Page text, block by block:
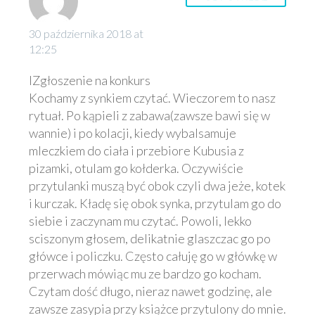
przedmiotami
czasy,…
Poznaniu to jeden z
projektów, dzięki
Otwierają wyobraźnię,
wzmacniają więzi
rodzinne i są świetnym
pomysłem na wspólnie
spędzony…
wyjątkowa! “Dziób w
dzieci Maliny
rozpisana na role
sztuka teatralna,
której tekst
uzupełniony został
didaskaliami
dotyczącymi sposobu
inscenizacji. Aby
ułatwić odbiór
młodemu…
Nowa seria dla
początkujących
Nowa seria dla
początkujących
czytelników Dagfrid
Córka Wikinga od
wydawnictwa Tatarak!
🙂 Nie ma nic
nudniejszego od życia
córki Wikinga. Kiedy
nią jesteś… rodzisz się,
rosną ci jasne włosy,
które…
Pippi nie chce być duża
i inne komiksy
Właśnie ukazała się
książka “Pippi nie chce
być duża i inne
komiksy”, czyli trzeci,
ostatni, tom
komiksowych przygód
najsilniejszej
dziewczynki na
świecie. To nie lada
gratka wszystkich
fanów Pippi, która…
0
15 cze 2020
Nowy odcinek w serii
Myszonek i
zwariowane
Halloween
Nowy odcinek w serii
Myszonek i
zwariowane
Halloween Cukierek
albo psikus! Dzieci
uwielbiają
0
10 paź 2025
Za niebieskimi
drzwiami – Marcin
Szczygielski
Marcin Szczygielski
zabiera do świata, w
którym realia
przeplatają się z
8
07 maj 2018
“BAŚNIE I LEGENDY
POLSKIE” z Naszej
Księgarni
6
30 października 2018 at
12:25
IZgłoszenie na konkurs
Kochamy z synkiem czytać. Wieczorem to nasz
rytuał. Po kąpieli z zabawa(zawsze bawi się w
wannie) i po kolacji, kiedy wybalsamuje
mleczkiem do ciała i przebiore Kubusia z
pizamki, otulam go kołderka. Oczywiście
przytulanki muszą być obok czyli dwa jeże, kotek
i kurczak. Kładę się obok synka, przytulam go do
siebie i zaczynam mu czytać. Powoli, lekko
sciszonym głosem, delikatnie glaszczac go po
główce i policzku. Często całuję go w główkę w
przerwach mówiąc mu ze bardzo go kocham.
Czytam dość długo, nieraz nawet godzinę, ale
zawsze zasypia przy książce przytulony do mnie.